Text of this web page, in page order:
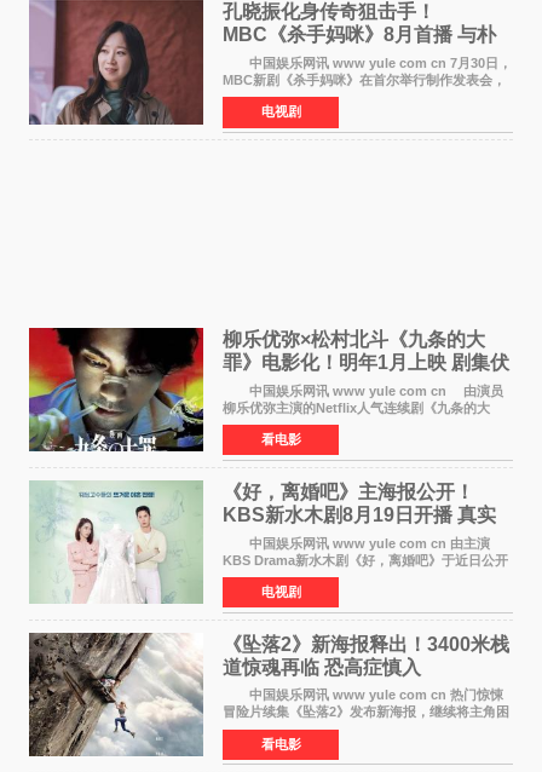
孔晓振化身传奇狙击手！
MBC《杀手妈咪》8月首播 与朴
恩斌展开收视对决
中国娱乐网讯 www yule com cn 7月30日，
MBC新剧《杀手妈咪》在首尔举行制作发表会，
主演孔晓振、郑准元、李相二、无真星、崔宇
成、李银泉等人一同出席，为新剧宣传造势。这
是孔晓振继《毛骨
电视剧
柳乐优弥×松村北斗《九条的大
罪》电影化！明年1月上映 剧集伏
笔将全面揭晓
中国娱乐网讯 www yule com cn 由演员
柳乐优弥主演的Netflix人气连续剧《九条的大
罪》正式宣布改编为电影，将于明年1月8日全国
上映。柳乐优弥与SixTONES松村北斗再度联
手，为观众带来这部
看电影
《好，离婚吧》主海报公开！
KBS新水木剧8月19日开播 真实
离婚体验记来袭
中国娱乐网讯 www yule com cn 由主演
KBS Drama新水木剧《好，离婚吧》于近日公开
主海报，正式进入开播倒计时。 海报中，男
女主角背对背站立，各自望向不同方向，中央的
空白与冷漠的表情
电视剧
《坠落2》新海报释出！3400米栈
道惊魂再临 恐高症慎入
中国娱乐网讯 www yule com cn 热门惊悚
冒险片续集《坠落2》发布新海报，继续将主角困
于绝境高处——这一次，是摇摇欲坠的徒步栈
道。该片将于今年9月2日北美上映，恐高症患者
请提前做好心理
看电影